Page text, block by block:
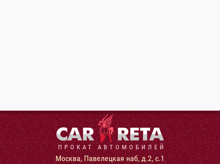
ПРОКАТ АВТОМОБИЛЕЙ
Москва, Павелецкая наб, д.2, с.1